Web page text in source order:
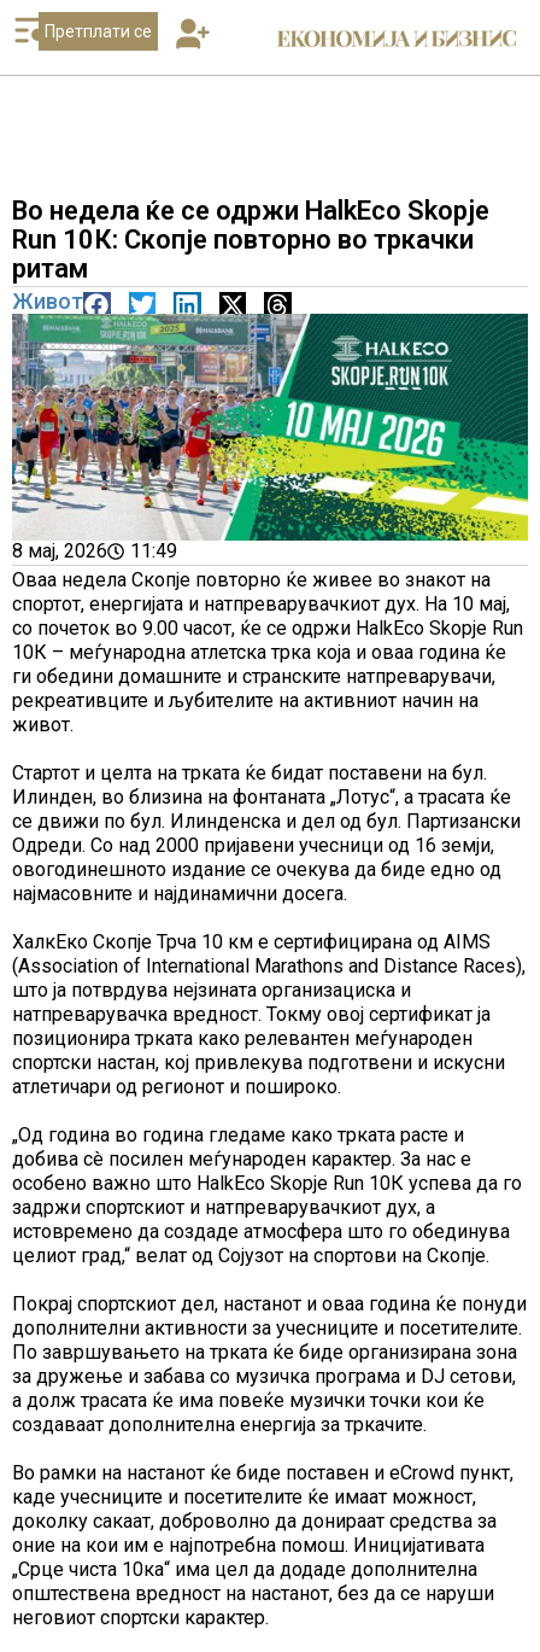
Претплати се
Во недела ќе се одржи HalkEco Skopje
Run 10К: Скопје повторно во тркачки
ритам
Живот
8 мај, 2026
11:49
Оваа недела Скопје повторно ќе живее во знакот на
спортот, енергијата и натпреварувачкиот дух. На 10 мај,
со почеток во 9.00 часот, ќе се одржи HalkEco Skopje Run
10К – меѓународна атлетска трка која и оваа година ќе
ги обедини домашните и странските натпреварувачи,
рекреативците и љубителите на активниот начин на
живот.
Стартот и целта на трката ќе бидат поставени на бул.
Илинден, во близина на фонтаната „Лотус“, а трасата ќе
се движи по бул. Илинденска и дел од бул. Партизански
Одреди. Со над 2000 пријавени учесници од 16 земји,
овогодинешното издание се очекува да биде едно од
најмасовните и најдинамични досега.
ХалкЕко Скопје Трча 10 км е сертифицирана од AIMS
(Association of International Marathons and Distance Races),
што ја потврдува нејзината организациска и
натпреварувачка вредност. Токму овој сертификат ја
позиционира трката како релевантен меѓународен
спортски настан, кој привлекува подготвени и искусни
атлетичари од регионот и пошироко.
„Од година во година гледаме како трката расте и
добива сè посилен меѓународен карактер. За нас е
особено важно што HalkEco Skopje Run 10К успева да го
задржи спортскиот и натпреварувачкиот дух, а
истовремено да создаде атмосфера што го обединува
целиот град,“ велат од Сојузот на спортови на Скопје.
Покрај спортскиот дел, настанот и оваа година ќе понуди
дополнителни активности за учесниците и посетителите.
По завршувањето на трката ќе биде организирана зона
за дружење и забава со музичка програма и DJ сетови,
а долж трасата ќе има повеќе музички точки кои ќе
создаваат дополнителна енергија за тркачите.
Во рамки на настанот ќе биде поставен и eCrowd пункт,
каде учесниците и посетителите ќе имаат можност,
доколку сакаат, доброволно да донираат средства за
оние на кои им е најпотребна помош. Иницијативата
„Срце чиста 10ка“ има цел да додаде дополнителна
општествена вредност на настанот, без да се наруши
неговиот спортски карактер.